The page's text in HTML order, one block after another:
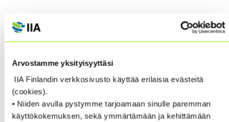
Arvostamme yksityisyyttäsi
IIA Finlandin verkkosivusto käyttää erilaisia evästeitä
(cookies).
• Niiden avulla pystymme tarjoamaan sinulle paremman
käyttökokemuksen, sekä ymmärtämään ja kehittämään